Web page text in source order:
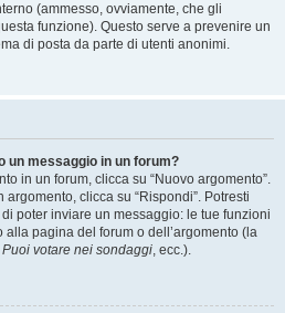
(ammesso, ovviamente, che gli
funzione). Questo serve a prevenire un
di posta da parte di utenti anonimi.
un messaggio in un forum?
in un forum, clicca su “Nuovo argomento”.
clicca su “Rispondi”. Potresti
poter inviare un messaggio: le tue funzioni
pagina del forum o dell’argomento (la
Puoi votare nei sondaggi, ecc.).